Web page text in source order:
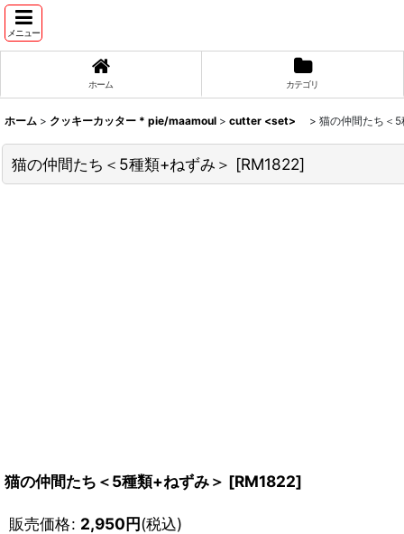
メニュー
ホーム カテゴリ
ホーム > クッキーカッター * pie/maamoul > cutter <set> > 猫の仲間たち＜
猫の仲間たち＜5種類+ねずみ＞ [RM1822]
猫の仲間たち＜5種類+ねずみ＞ [RM1822]
販売価格: 2,950円(税込)